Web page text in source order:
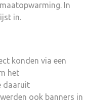
In
in.
konden via een
het
daaruit
ook banners in